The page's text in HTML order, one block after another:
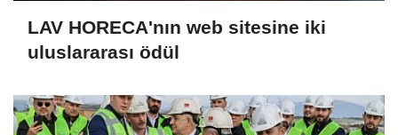
LAV HORECA'nın web sitesine iki
uluslararası ödül